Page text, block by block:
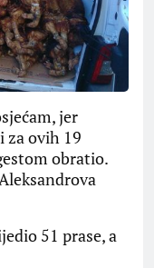
jer
za ovih 19
obratio.
51 prase, a